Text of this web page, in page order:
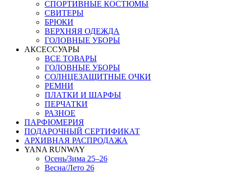
СПОРТИВНЫЕ КОСТЮМЫ
СВИТЕРЫ
БРЮКИ
ВЕРХНЯЯ ОДЕЖДА
ГОЛОВНЫЕ УБОРЫ
АКСЕССУАРЫ
ВСЕ ТОВАРЫ
ГОЛОВНЫЕ УБОРЫ
СОЛНЦЕЗАЩИТНЫЕ ОЧКИ
РЕМНИ
ПЛАТКИ И ШАРФЫ
ПЕРЧАТКИ
РАЗНОЕ
ПАРФЮМЕРИЯ
ПОДАРОЧНЫЙ СЕРТИФИКАТ
АРХИВНАЯ РАСПРОДАЖА
YANA RUNWAY
Осень/Зима 25–26
Весна/Лето 26